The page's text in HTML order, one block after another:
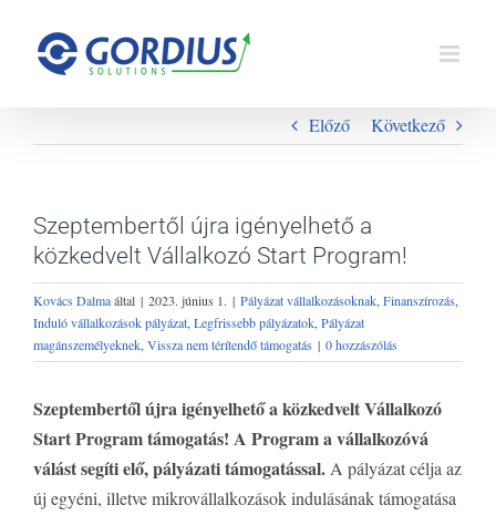
Előző Következő
Szeptembertől újra igényelhető a
közkedvelt Vállalkozó Start Program!
Kovács Dalmaáltal | 2023. június 1. | Pályázat vállalkozásoknak Finanszírozás
Induló vállalkozások pályázat Legfrissebb pályázatok Pályázat
magánszemélyeknek Vissza nem térítendő támogatás | 0 hozzászólás
Szeptembertől újra igényelhető a közkedvelt Vállalkozó
Start Program támogatás! A Program a vállalkozóvá
válást segíti elő, pályázati támogatással. A pályázat célja az
új egyéni, illetve mikrovállalkozások indulásának támogatása